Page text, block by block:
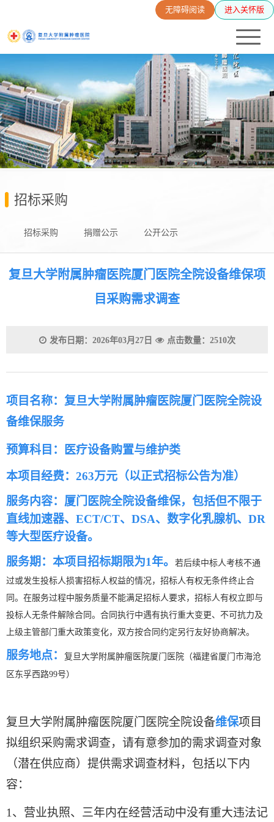
无障碍阅读 进入关怀版
招标采购
招标采购 捐赠公示 公开公示
复旦大学附属肿瘤医院厦门医院全院设备维保项
目采购需求调查
发布日期：2026年03月27日 点击数量：2510次
项 目名称：复旦大学附属肿瘤医院厦门医院全院设
备维保服务
预算科目：医疗设备购置与维护类
本项目经费： 263万元（以正式招标公告为准）
服务内容：厦门医院全院设备维保，包括但不限于
直线加速器、ECT/CT、DSA、数字化乳腺机、DR
等大型医疗设备。
服务期：本项目招标期限为1年。
若后续中标人考核不通
过或发生投标人损害招标人权益的情况，招标人有权无条件终止合
同。在服务过程中服务质量不能满足招标人要求，招标人有权立即与
投标人无条件解除合同。合同执行中遇有执行重大变更、不可抗力及
上级主管部门重大政策变化，双方按合同约定另行友好协商解决。
服务地点：
复旦大学附属肿瘤医院厦门医院（福建省厦门市海沧
区东孚西路99号）
复旦大学附属肿瘤医院厦门医院全院设备维保项目
拟组织采购需求调查，请有意参加的需求调查对象
（潜在供应商）提供需求调查材料，包括以下内
容：
1、 营业执照、 三年内在经营活动中没有重大违法记